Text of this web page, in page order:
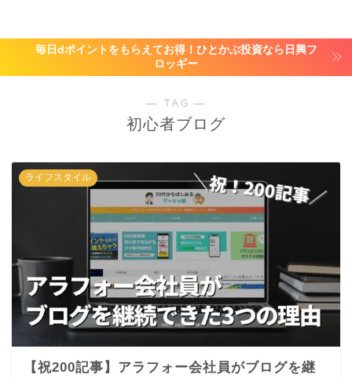
毎日dポイントをもらえてお得！ひとかぶ投資なら日興フ
ロッギー
― TAG ―
初心者ブログ
ライフスタイル
【祝200記事】アラフォー会社員がブログを継